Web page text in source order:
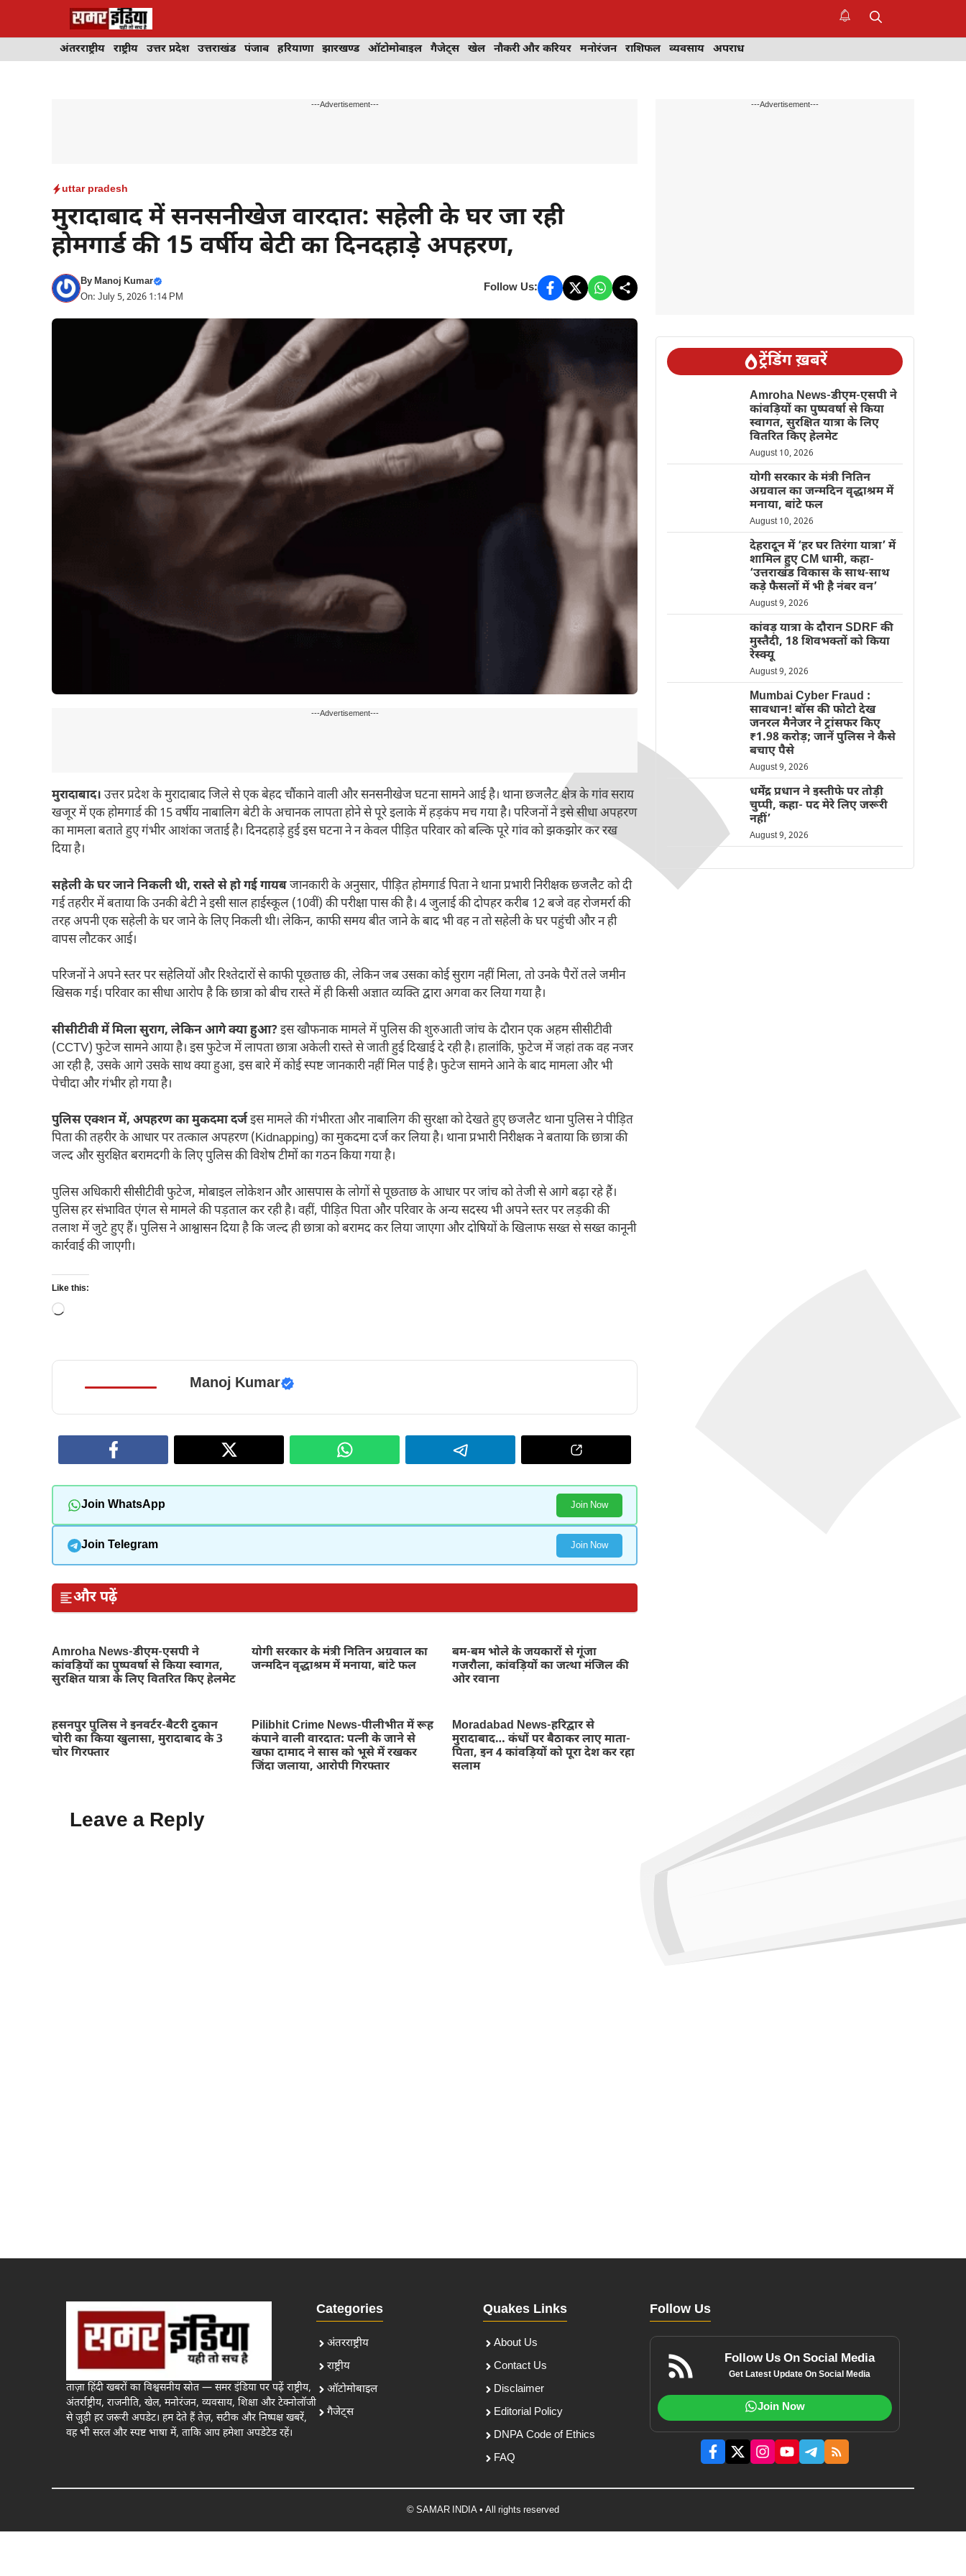
अंतरराष्ट्रीय राष्ट्रीय उत्तर प्रदेश उत्तराखंड पंजाब हरियाणा झारखण्ड ऑटोमोबाइल गैजेट्स खेल नौकरी और करियर मनोरंजन राशिफल व्यवसाय अपराध
---Advertisement---
uttar pradesh
मुरादाबाद में सनसनीखेज वारदात: सहेली के घर जा रही
होमगार्ड की 15 वर्षीय बेटी का दिनदहाड़े अपहरण,
ByManoj Kumar
On: July 5, 2026 1:14 PM
Follow Us:
---Advertisement---
मुरादाबाद। उत्तर प्रदेश के मुरादाबाद जिले से एक बेहद चौंकाने वाली और सनसनीखेज घटना सामने आई है। थाना छजलैट क्षेत्र के गांव सराय
खजूर में एक होमगार्ड की 15 वर्षीय नाबालिग बेटी के अचानक लापता होने से पूरे इलाके में हड़कंप मच गया है। परिजनों ने इसे सीधा अपहरण
का मामला बताते हुए गंभीर आशंका जताई है। दिनदहाड़े हुई इस घटना ने न केवल पीड़ित परिवार को बल्कि पूरे गांव को झकझोर कर रख
दिया है।
सहेली के घर जाने निकली थी, रास्ते से हो गई गायबजानकारी के अनुसार, पीड़ित होमगार्ड पिता ने थाना प्रभारी निरीक्षक छजलैट को दी
गई तहरीर में बताया कि उनकी बेटी ने इसी साल हाईस्कूल (10वीं) की परीक्षा पास की है। 4 जुलाई की दोपहर करीब 12 बजे वह रोजमर्रा की
तरह अपनी एक सहेली के घर जाने के लिए निकली थी। लेकिन, काफी समय बीत जाने के बाद भी वह न तो सहेली के घर पहुंची और न ही
वापस लौटकर आई।
परिजनों ने अपने स्तर पर सहेलियों और रिश्तेदारों से काफी पूछताछ की, लेकिन जब उसका कोई सुराग नहीं मिला, तो उनके पैरों तले जमीन
खिसक गई। परिवार का सीधा आरोप है कि छात्रा को बीच रास्ते में ही किसी अज्ञात व्यक्ति द्वारा अगवा कर लिया गया है।
सीसीटीवी में मिला सुराग, लेकिन आगे क्या हुआ? इस खौफनाक मामले में पुलिस की शुरुआती जांच के दौरान एक अहम सीसीटीवी
(CCTV) फुटेज सामने आया है। इस फुटेज में लापता छात्रा अकेली रास्ते से जाती हुई दिखाई दे रही है। हालांकि, फुटेज में जहां तक वह नजर
आ रही है, उसके आगे उसके साथ क्या हुआ, इस बारे में कोई स्पष्ट जानकारी नहीं मिल पाई है। फुटेज सामने आने के बाद मामला और भी
पेचीदा और गंभीर हो गया है।
पुलिस एक्शन में, अपहरण का मुकदमा दर्जइस मामले की गंभीरता और नाबालिग की सुरक्षा को देखते हुए छजलैट थाना पुलिस ने पीड़ित
पिता की तहरीर के आधार पर तत्काल अपहरण (Kidnapping) का मुकदमा दर्ज कर लिया है। थाना प्रभारी निरीक्षक ने बताया कि छात्रा की
जल्द और सुरक्षित बरामदगी के लिए पुलिस की विशेष टीमों का गठन किया गया है।
पुलिस अधिकारी सीसीटीवी फुटेज, मोबाइल लोकेशन और आसपास के लोगों से पूछताछ के आधार पर जांच को तेजी से आगे बढ़ा रहे हैं।
पुलिस हर संभावित एंगल से मामले की पड़ताल कर रही है। वहीं, पीड़ित पिता और परिवार के अन्य सदस्य भी अपने स्तर पर लड़की की
तलाश में जुटे हुए हैं। पुलिस ने आश्वासन दिया है कि जल्द ही छात्रा को बरामद कर लिया जाएगा और दोषियों के खिलाफ सख्त से सख्त कानूनी
कार्रवाई की जाएगी।
Like this:
Loading…
Manoj Kumar
Join WhatsApp Join Now
Join Telegram Join Now
और पढ़ें
Amroha News-डीएम-एसपी ने
कांवड़ियों का पुष्पवर्षा से किया स्वागत,
सुरक्षित यात्रा के लिए वितरित किए हेलमेट
योगी सरकार के मंत्री नितिन अग्रवाल का
जन्मदिन वृद्धाश्रम में मनाया, बांटे फल
बम-बम भोले के जयकारों से गूंजा
गजरौला, कांवड़ियों का जत्था मंजिल की
ओर रवाना
हसनपुर पुलिस ने इनवर्टर-बैटरी दुकान
चोरी का किया खुलासा, मुरादाबाद के 3
चोर गिरफ्तार
Pilibhit Crime News-पीलीभीत में रूह
कंपाने वाली वारदात: पत्नी के जाने से
खफा दामाद ने सास को भूसे में रखकर
जिंदा जलाया, आरोपी गिरफ्तार
Moradabad News-हरिद्वार से
मुरादाबाद… कंधों पर बैठाकर लाए माता-
पिता, इन 4 कांवड़ियों को पूरा देश कर रहा
सलाम
Leave a Reply
---Advertisement---
ट्रेंडिंग ख़बरें
Amroha News-डीएम-एसपी ने
कांवड़ियों का पुष्पवर्षा से किया
स्वागत, सुरक्षित यात्रा के लिए
वितरित किए हेलमेट
August 10, 2026
योगी सरकार के मंत्री नितिन
अग्रवाल का जन्मदिन वृद्धाश्रम में
मनाया, बांटे फल
August 10, 2026
देहरादून में ‘हर घर तिरंगा यात्रा’ में
शामिल हुए CM धामी, कहा-
‘उत्तराखंड विकास के साथ-साथ
कड़े फैसलों में भी है नंबर वन’
August 9, 2026
कांवड़ यात्रा के दौरान SDRF की
मुस्तैदी, 18 शिवभक्तों को किया
रेस्क्यू
August 9, 2026
Mumbai Cyber Fraud :
सावधान! बॉस की फोटो देख
जनरल मैनेजर ने ट्रांसफर किए
₹1.98 करोड़; जानें पुलिस ने कैसे
बचाए पैसे
August 9, 2026
धर्मेंद्र प्रधान ने इस्तीफे पर तोड़ी
चुप्पी, कहा- पद मेरे लिए जरूरी
नहीं’
August 9, 2026
ताज़ा हिंदी खबरों का विश्वसनीय स्रोत — समर इंडिया पर पढ़ें राष्ट्रीय,
अंतर्राष्ट्रीय, राजनीति, खेल, मनोरंजन, व्यवसाय, शिक्षा और टेक्नोलॉजी
से जुड़ी हर जरूरी अपडेट। हम देते हैं तेज़, सटीक और निष्पक्ष खबरें,
वह भी सरल और स्पष्ट भाषा में, ताकि आप हमेशा अपडेटेड रहें।
Categories
अंतरराष्ट्रीय
राष्ट्रीय
ऑटोमोबाइल
गैजेट्स
Quakes Links
About Us
Contact Us
Disclaimer
Editorial Policy
DNPA Code of Ethics
FAQ
Follow Us
Follow Us On Social Media
Get Latest Update On Social Media
Join Now
© SAMAR INDIA • All rights reserved